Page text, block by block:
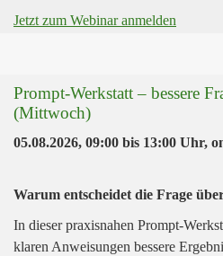
Jetzt zum Webinar anmelden
Prompt-Werkstatt – bessere
(Mittwoch)
05.08.2026, 09:00 bis 13:00 Uhr,
Warum entscheidet die Frage
In dieser praxisnahen Prompt-
klaren Anweisungen bessere